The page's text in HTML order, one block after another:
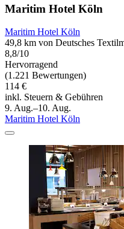
Maritim Hotel Köln
Maritim Hotel Köln
49,8 km von Deutsches
8,8/10
Hervorragend
(1.221 Bewertungen)
114 €
inkl. Steuern & Gebühren
9. Aug.–10. Aug.
Maritim Hotel Köln